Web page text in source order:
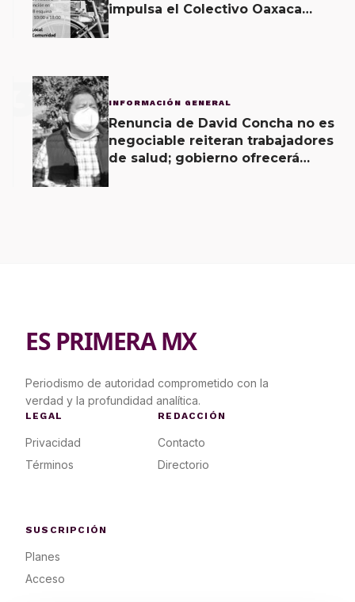
impulsa el Colectivo Oaxaca
3 INFORMACIÓN GENERAL
Renuncia de David Concha no es
negociable reiteran trabajadores
de salud; gobierno ofrecerá
ES PRIMERA MX
Periodismo de autoridad comprometido con la
verdad y la profundidad analítica.
LEGAL
Privacidad
Términos
REDACCIÓN
Contacto
Directorio
SUSCRIPCIÓN
Planes
Acceso